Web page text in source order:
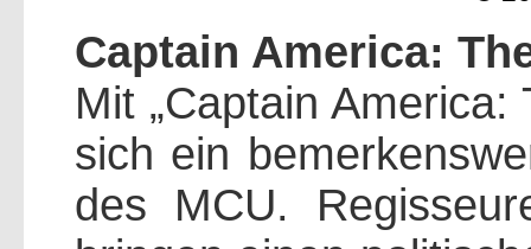
Captain America:
Mit „Captain
sich ein
des MCU.